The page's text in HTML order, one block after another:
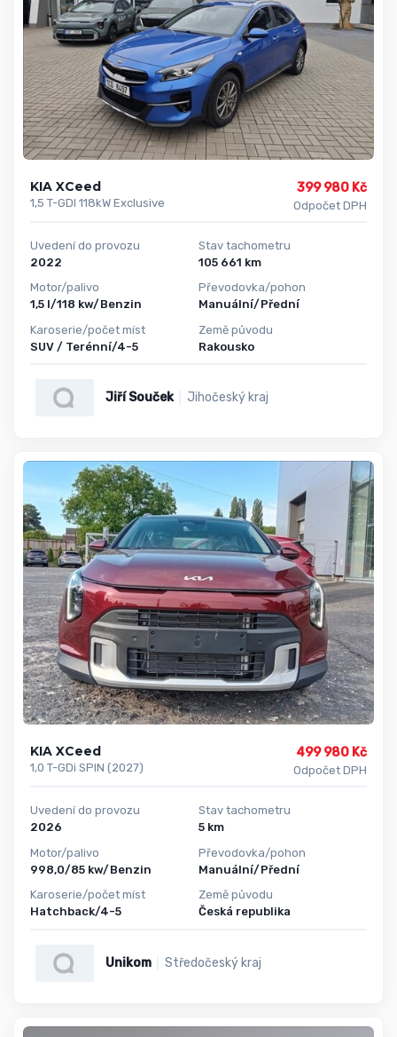
KIA XCeed
1,5 T-GDI 118kW Exclusive
399 980 Kč
Odpočet DPH
Uvedení do provozu
2022
Motor/palivo
1,5 l/118 kw/Benzin
Karoserie/počet míst
SUV / Terénní/4-5
Stav tachometru
105 661 km
Převodovka/pohon
Manuální/Přední
Země původu
Rakousko
Jiří Souček Jihočeský kraj
KIA XCeed
1,0 T-GDi SPIN (2027)
499 980 Kč
Odpočet DPH
Uvedení do provozu
2026
Motor/palivo
998,0/85 kw/Benzin
Karoserie/počet míst
Hatchback/4-5
Stav tachometru
5 km
Převodovka/pohon
Manuální/Přední
Země původu
Česká republika
Unikom Středočeský kraj